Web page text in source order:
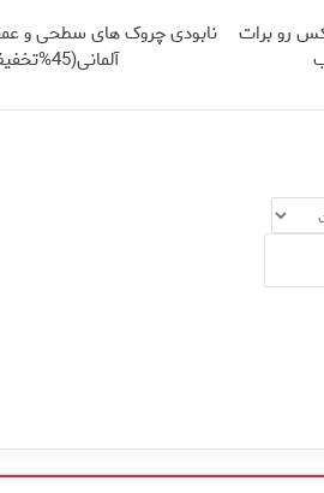
رو برات
نابودی چروک های سطحی و
آلمانی(45%تخفیف)